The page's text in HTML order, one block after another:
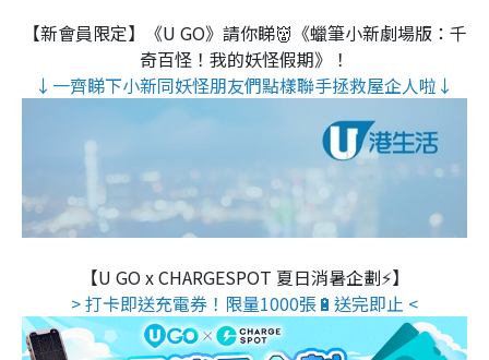
【新會員限定】《U GO》請你睇👹《蠟筆小新劇場版：千
奇百怪！我的妖怪假期》！
↓一齊睇下小新同妖怪朋友們點樣聯手拯救屋企人啦↓
【U GO x CHARGESPOT 夏日消暑企劃⚡】
> 打卡即送充電券！限量1000張🔋送完即止 <